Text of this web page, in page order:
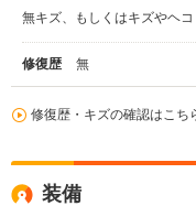
無キズ、もしくはキズやヘ
修復歴 無
修復歴・キズの確認はこち
装備